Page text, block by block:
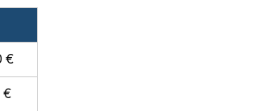
€
€